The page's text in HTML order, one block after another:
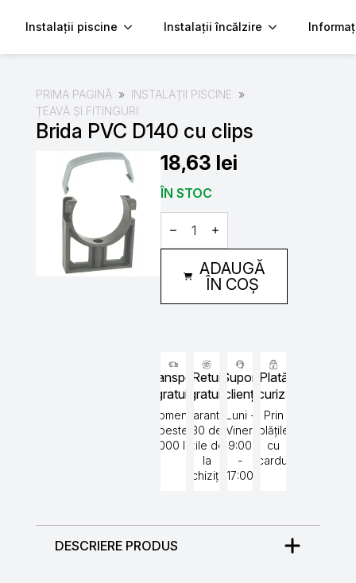
Instalații piscine Instalații încălzire
PRIMA PAGINĂ
INSTALAȚII PISCINE
ȚEAVĂ ȘI FITINGURI
Brida PVC D140 cu clips
18,63 lei
ÎN STOC
Cantitate
Brida
clips
ADAUGĂ
ÎN COȘ
Transport
gratuit
Comenzi
peste
5000 lei
Retur
gratuit
Garantat
30 de
zile de
la
achiziție
Suport
clienți
Luni -
Vineri
9:00
-
17:00
Plată
securizată
Prin
plățile
cu
cardul
DESCRIERE PRODUS